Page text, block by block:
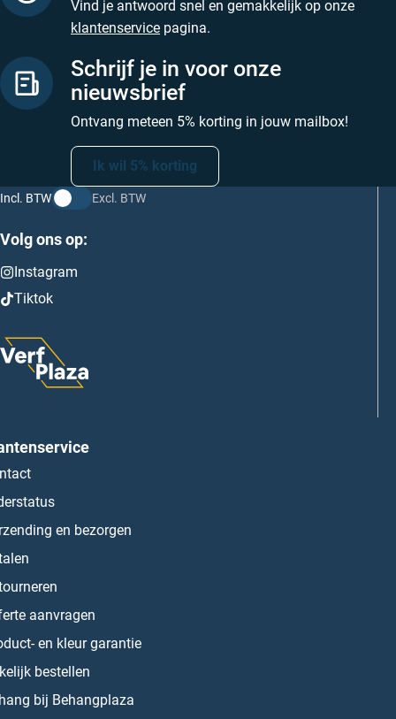
Vind je antwoord snel en gemakkelijk op onze
klantenservice pagina.
Schrijf je in voor onze
nieuwsbrief
Ontvang meteen 5% korting in jouw mailbox!
Ik wil 5% korting
Incl. BTW Excl. BTW
Volg ons op:
Instagram
Tiktok
en bezorgen
aanvragen
en kleur garantie
bestellen
bij Behangplaza